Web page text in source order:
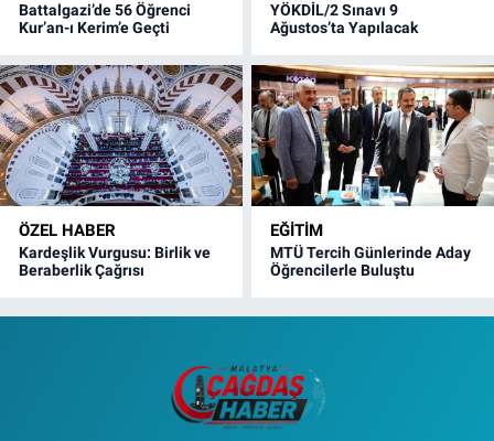
Battalgazi’de 56 Öğrenci
Kur’an-ı Kerim’e Geçti
YÖKDİL/2 Sınavı 9
Ağustos’ta Yapılacak
ÖZEL HABER
Kardeşlik Vurgusu: Birlik ve
Beraberlik Çağrısı
EĞITIM
MTÜ Tercih Günlerinde Aday
Öğrencilerle Buluştu